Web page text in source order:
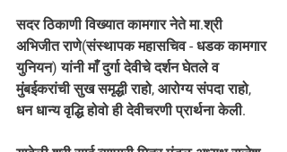
सदर ठिकाणी विख्यात कामगार नेते मा.श्री
अभिजीत राणे(संस्थापक महासचिव - धडक कामगार
युनियन) यांनी माँ दुर्गा देवीचे दर्शन घेतले व
मुंबईकरांची सुख समृद्धी राहो, आरोग्य संपदा राहो,
धन धान्य वृद्धि होवो ही देवीचरणी प्रार्थना केली.